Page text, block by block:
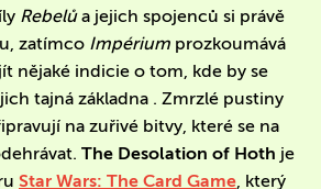
Rebelůa jejich spojenců si právě
zatímco Impérium prozkoumává
nějaké indicie o tom, kde by se
tajná základna . Zmrzlé pustiny
na zuřivé bitvy, které se na
The Desolation of Hoth je
Star Wars: The Card Game, který